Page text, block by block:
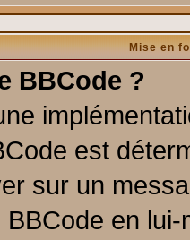
Mise en
BBCode ?
est
sur un
en